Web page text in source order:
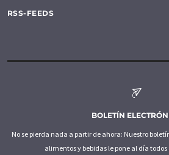
RSS-FEEDS
BOLETÍN
No se pierda nada a partir de ahora: Nuestro
alimentos y bebidas le pone al día todos